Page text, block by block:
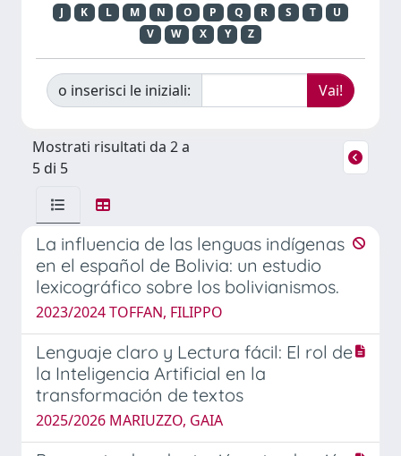
J
K L M N O P Q R S T
U
V
W X Y Z
o inserisci le iniziali:
Mostrati risultati da 2 a
5 di 5
La influencia de las lenguas indígenas
en el español de Bolivia: un estudio
lexicográfico sobre los bolivianismos.
2023/2024 TOFFAN, FILIPPO
Lenguaje claro y Lectura fácil: El rol de
la Inteligencia Artificial en la
transformación de textos
2025/2026 MARIUZZO, GAIA